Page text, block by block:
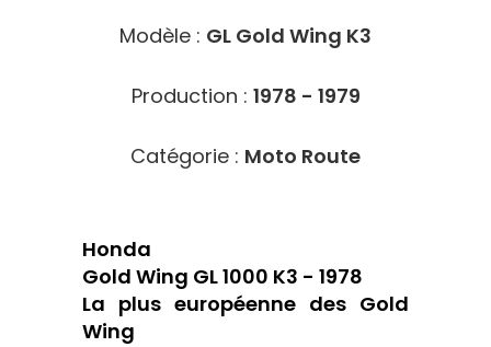
Modèle : GL Gold Wing K3
Production : 1978 - 1979
Catégorie : Moto Route
Honda
Gold Wing GL 1000 K3 - 1978
La plus européenne des Gold
Wing